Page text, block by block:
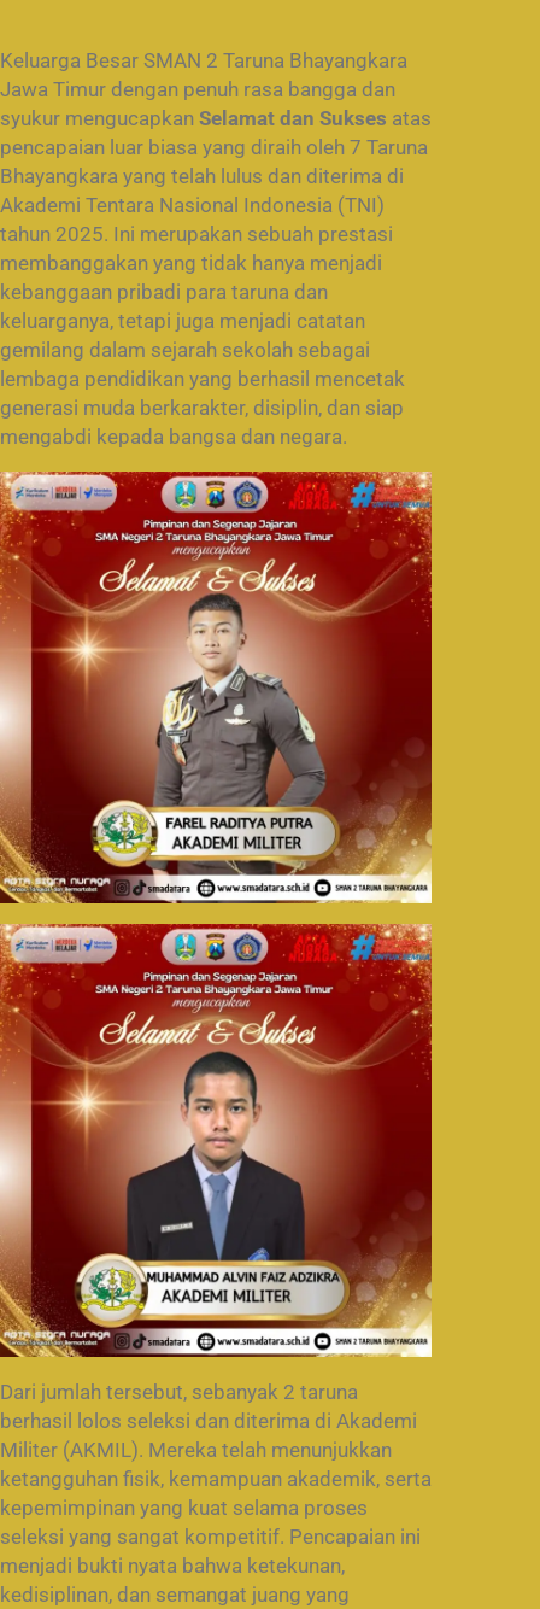
Keluarga Besar SMAN 2 Taruna Bhayangkara
Jawa Timur dengan penuh rasa bangga dan
syukur mengucapkan Selamat dan Sukses atas
pencapaian luar biasa yang diraih oleh 7 Taruna
Bhayangkara yang telah lulus dan diterima di
Akademi Tentara Nasional Indonesia (TNI)
tahun 2025. Ini merupakan sebuah prestasi
membanggakan yang tidak hanya menjadi
kebanggaan pribadi para taruna dan
keluarganya, tetapi juga menjadi catatan
gemilang dalam sejarah sekolah sebagai
lembaga pendidikan yang berhasil mencetak
generasi muda berkarakter, disiplin, dan siap
mengabdi kepada bangsa dan negara.
Dari jumlah tersebut, sebanyak 2 taruna
berhasil lolos seleksi dan diterima di Akademi
Militer (AKMIL). Mereka telah menunjukkan
ketangguhan fisik, kemampuan akademik, serta
kepemimpinan yang kuat selama proses
seleksi yang sangat kompetitif. Pencapaian ini
menjadi bukti nyata bahwa ketekunan,
kedisiplinan, dan semangat juang yang